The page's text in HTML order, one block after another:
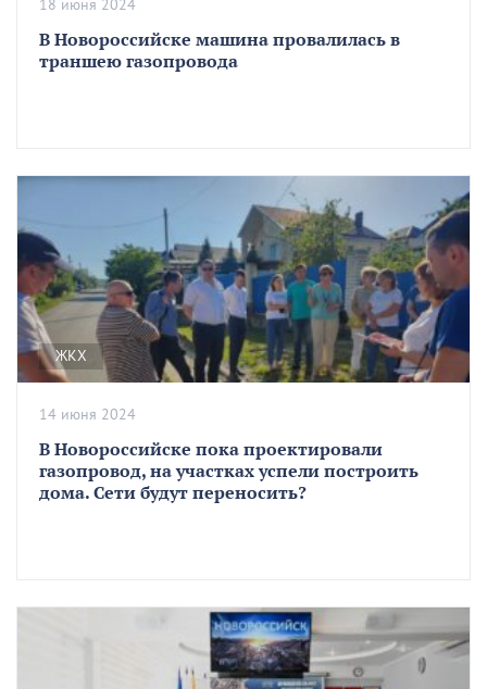
В Новороссийске машина провалилась в
траншею газопровода
18 июня 2024
ЖКХ
В Новороссийске пока проектировали
газопровод, на участках успели построить
дома. Сети будут переносить?
14 июня 2024